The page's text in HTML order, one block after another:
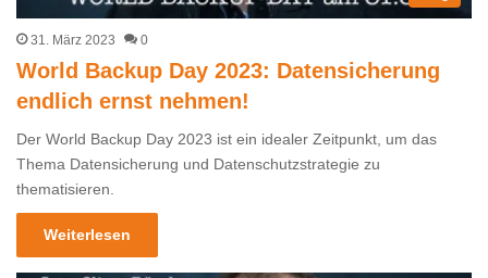
31. März 2023 0
World Backup Day 2023: Datensicherung
endlich ernst nehmen!
Der World Backup Day 2023 ist ein idealer Zeitpunkt, um das
Thema Datensicherung und Datenschutzstrategie zu
thematisieren.
Weiterlesen